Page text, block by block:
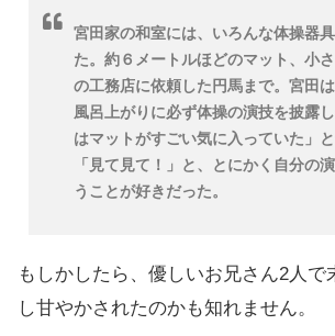
宮田家の和室には、いろんな体操器
た。約６メートルほどのマット、小
の工務店に依頼した円馬まで。宮田
風呂上がりに必ず体操の演技を披露
はマットがすごい気に入っていた」
「見て見て！」と、とにかく自分の
うことが好きだった。
もしかしたら、優しいお兄さん2人で
し甘やかされたのかも知れません。